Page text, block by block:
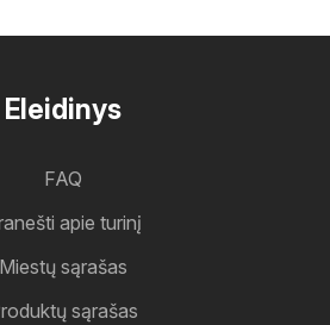
Eleidinys
FAQ
apie turinį
Miestų sąrašas
sąrašas